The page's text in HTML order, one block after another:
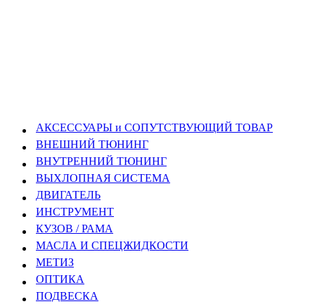
АКСЕССУАРЫ и СОПУТСТВУЮЩИЙ ТОВАР
ВНЕШНИЙ ТЮНИНГ
ВНУТРЕННИЙ ТЮНИНГ
ВЫХЛОПНАЯ СИСТЕМА
ДВИГАТЕЛЬ
ИНСТРУМЕНТ
КУЗОВ / РАМА
МАСЛА И СПЕЦЖИДКОСТИ
МЕТИЗ
ОПТИКА
ПОДВЕСКА